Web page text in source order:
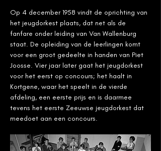
Op 4 december 1958 vindt de oprichting van
het jeugdorkest plaats, dat net als de
fanfare onder leiding van Van Wallenburg
staat. De opleiding van de leerlingen komt
voor een groot gedeelte in handen van Piet
Joosse. Vier jaar later gaat het jeugdorkest
voor het eerst op concours; het haalt in
Kortgene, waar het speelt in de vierde
afdeling, een eerste prijs en is daarmee
tevens het eerste Zeeuwse jeugdorkest dat
meedoet aan een concours.